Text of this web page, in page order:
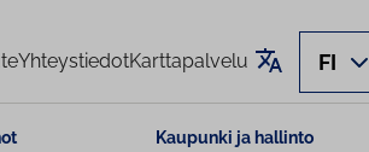
YhteystiedotKarttapalvelu Käännä sivu
FI
Kaupunki ja hallinto